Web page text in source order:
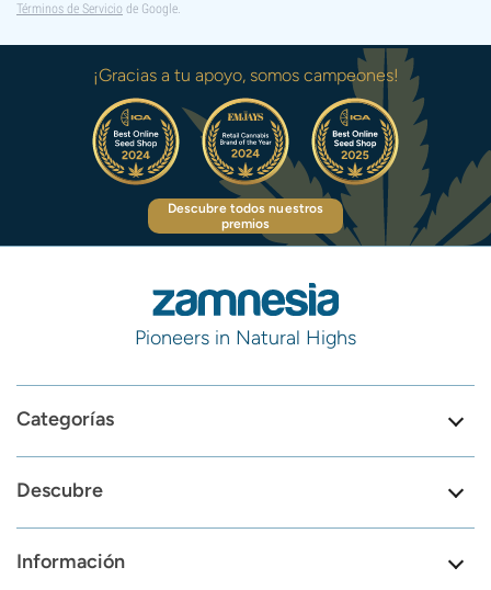
Términos de Servicio de Google.
¡Gracias a tu apoyo, somos campeones!
Descubre todos nuestros
premios
Pioneers in Natural Highs
Categorías
Descubre
Información